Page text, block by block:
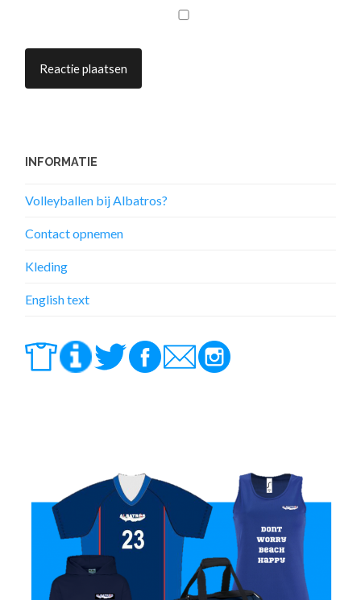
INFORMATIE
Volleyballen bij Albatros?
Contact opnemen
Kleding
English text